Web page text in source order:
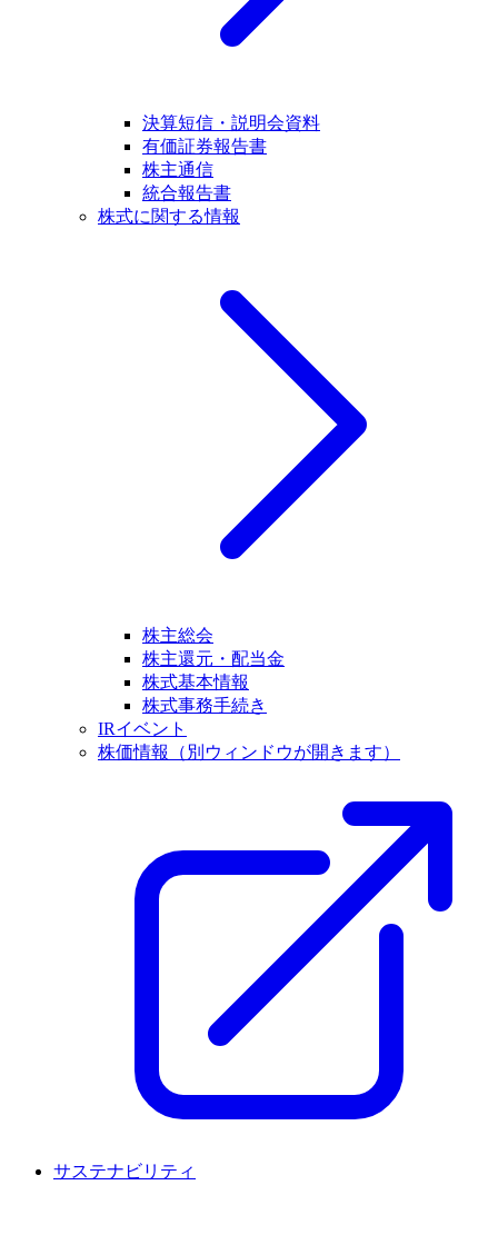
決算短信・説明会資料
有価証券報告書
株主通信
統合報告書
株式に関する情報
株主総会
株主還元・配当金
株式基本情報
株式事務手続き
IRイベント
株価情報
（別ウィンドウが開きます）
サステナビリティ